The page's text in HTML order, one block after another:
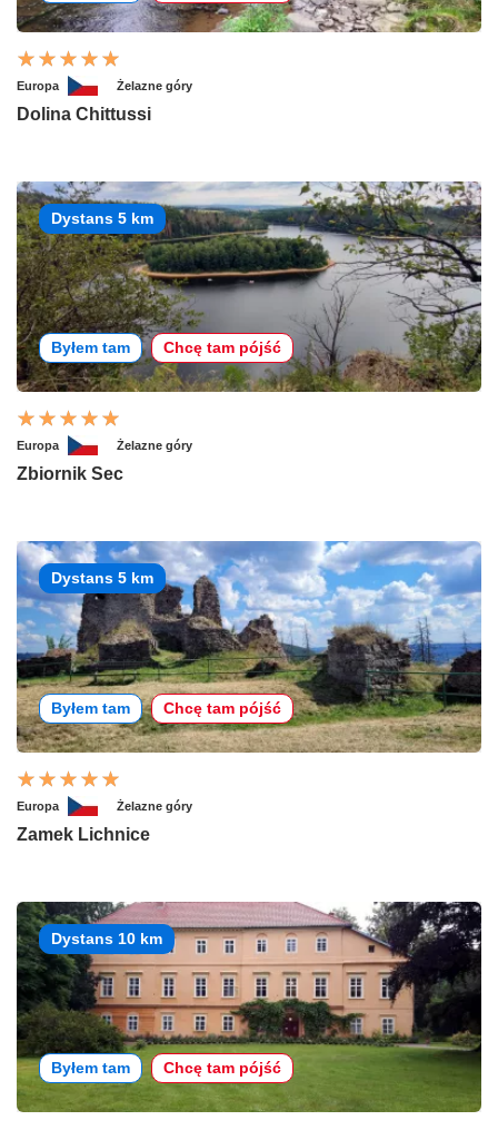
Europa Żelazne góry
Dolina Chittussi
Dystans 5 km
Byłem tam Chcę tam pójść
Europa Żelazne góry
Zbiornik Sec
Dystans 5 km
Byłem tam Chcę tam pójść
Europa Żelazne góry
Zamek Lichnice
Dystans 10 km
Byłem tam Chcę tam pójść